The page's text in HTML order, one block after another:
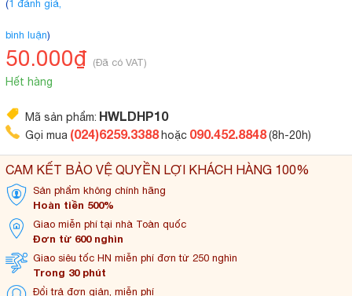
(1 đánh giá,
bình luận)
50.000₫ (Đã có VAT)
Hết hàng
CAM KẾT BẢO VỆ QUYỀN LỢI KHÁCH HÀNG 100%
Sản phẩm không chính hãng
Hoàn tiền 500%
Giao miễn phí tại nhà Toàn quốc
Đơn từ 600 nghìn
Giao siêu tốc HN miễn phí đơn từ 250 nghìn
Trong 30 phút
Đổi trả đơn giản, miễn phí
Mã sản phẩm: HWLDHP10
Gọi mua (024)6259.3388 hoặc 090.452.8848(8h-20h)